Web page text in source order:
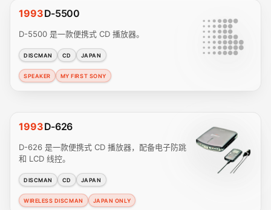
1993D-5500
D-5500 是一款便携式 CD 播放器。
DISCMAN CD JAPAN
SPEAKER MY FIRST SONY
1993D-626
D-626 是一款便携式 CD 播放器，配备电子防跳
和 LCD 线控。
DISCMAN CD JAPAN
WIRELESS DISCMAN JAPAN ONLY